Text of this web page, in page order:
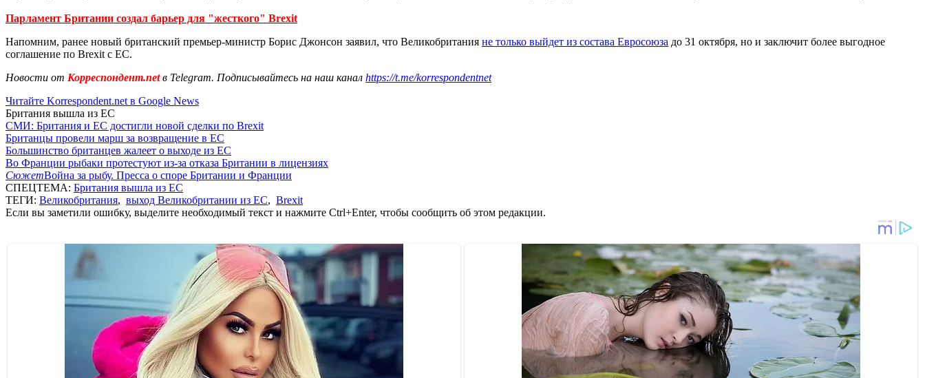
Парламент Британии создал барьер для "жесткого" Brexit
Напомним, ранее новый британский премьер-министр Борис Джонсон заявил, что Великобритания не только выйдет из состава Евросоюза до 31 октября, но и заключит более выгодное
соглашение по Brexit с ЕС.
Новости от Корреспондент.netв Telegram. Подписывайтесь на наш канал https://t.me/korrespondentnet
Читайте Korrespondent.net в Google News
Британия вышла из ЕС
СМИ: Британия и ЕС достигли новой сделки по Brexit
Британцы провели марш за возвращение в ЕС
Большинство британцев жалеет о выходе из ЕС
Во Франции рыбаки протестуют из-за отказа Британии в лицензиях
СюжетВойна за рыбу. Пресса о споре Британии и Франции
СПЕЦТЕМА: Британия вышла из ЕС
ТЕГИ: Великобритания, выход Великобритании из ЕС, Brexit
Если вы заметили ошибку, выделите необходимый текст и нажмите Ctrl+Enter, чтобы сообщить об этом редакции.